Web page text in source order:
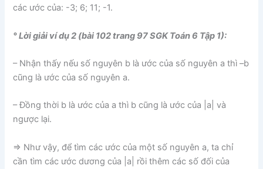
các ước của: -3; 6; 11; -1.
° Lời giải ví dụ 2 (bài 102 trang 97 SGK Toán 6 Tập 1):
– Nhận thấy nếu số nguyên b là ước của số nguyên a thì –b
cũng là ước của số nguyên a.
– Đồng thời b là ước của a thì b cũng là ước của |a| và
ngược lại.
⇒ Như vậy, để tìm các ước của một số nguyên a, ta chỉ
cần tìm các ước dương của |a| rồi thêm các số đối của